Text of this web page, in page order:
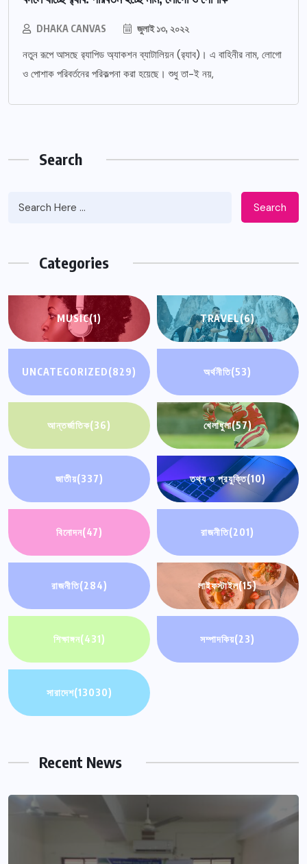
DHAKA CANVAS জুলাই ১৩, ২০২২
নতুন রূপে আসছে র‌্যাপিড অ্যাকশন ব্যাটালিয়ন (র‌্যাব)। এ বাহিনীর নাম, লোগো
ও পোশাক পরিবর্তনের পরিকল্পনা করা হয়েছে। শুধু তা-ই নয়,
Search
Search
Categories
MUSIC(1) TRAVEL(6)
UNCATEGORIZED(829) অর্থনীতি(53)
আন্তর্জাতিক(36) খেলাধুলা(57)
জাতীয়(337) তথ্য ও প্রযুক্তি(10)
বিনোদন(47) রাজনীতি(201)
রাজনীতি(284) লাইফস্টাইল(15)
শিক্ষাঙ্গন(431) সম্পাদকিয়(23)
সারাদেশ(13030)
Recent News